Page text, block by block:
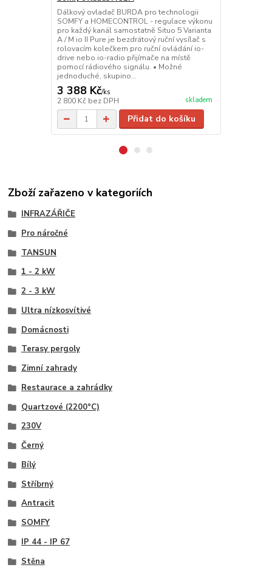
Dálkový ovladač BURDA pro technologii
SOMFY a HOMECONTROL - regulace výkonu
pro každý kanál samostatně Situo 5 Varianta
A / M io II Pure je bezdrátový ruční vysílač s
rolovacím kolečkem pro ruční ovládání io-
drive nebo io-radio přijímače na místě
pomocí rádiového signálu. • Možné
jednoduché, skupino...
3 388 Kč/ks
2 800 Kč bez DPH skladem
Přidat do košíku
Zboží zařazeno v kategoriích
INFRAZÁŘIČE
Pro náročné
TANSUN
1 - 2 kW
2 - 3 kW
Ultra nízkosvítivé
Domácnosti
Terasy pergoly
Zimní zahrady
Restaurace a zahrádky
Quartzové (2200°C)
230V
Černý
Bílý
Stříbrný
Antracit
SOMFY
IP 44 - IP 67
Stěna